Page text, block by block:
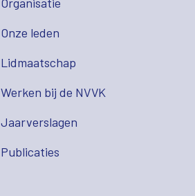
Onze leden
Lidmaatschap
Werken bij de NVVK
Jaarverslagen
Publicaties